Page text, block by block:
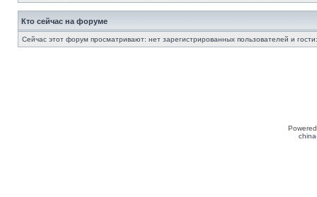
Кто сейчас на форуме
Сейчас этот форум просматривают: нет зарегистрированных пользователей и